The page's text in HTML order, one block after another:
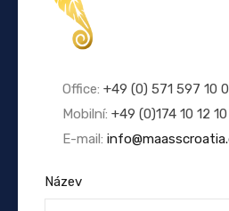
Office: +49 (0) 571 597 10
Mobilní: +49 (0)174 10 12
E-mail:
Název